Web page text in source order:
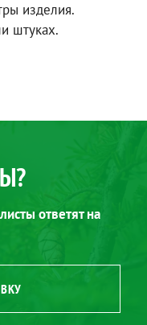
изделия.
штуках.
ответят на